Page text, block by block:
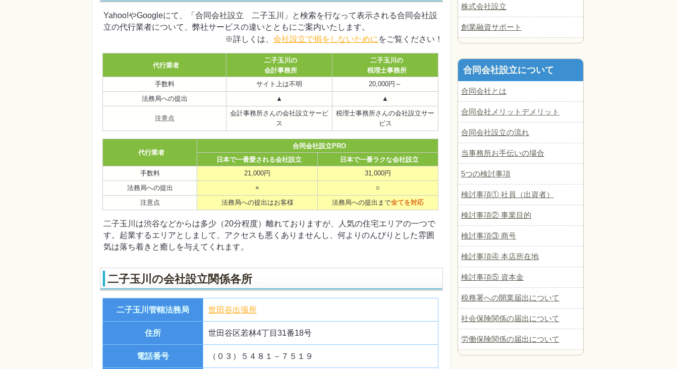
Yahoo!やGoogleにて、「合同会社設立 二子玉川」と検索を行なって表示される合同会社設
立の代行業者について、弊社サービスの違いとともにご案内いたします。
※詳しくは、 会社設立で損をしないために をご覧ください！
代行業者
二子玉川の
会計事務所
二子玉川の
税理士事務所
手数料
サイト上は不明
20,000円～
法務局への提出
▲ ▲
注意点
会計事務所さんの会社設立サービ
ス
税理士事務所さんの会社設立サー
ビス
代行業者
合同会社設立PRO
日本で一番愛される会社設立
日本で一番ラクな会社設立
手数料
21,000円
31,000円
法務局への提出
×
○
注意点
法務局への提出はお客様 法務局への提出まで全てを対応
二子玉川は渋谷などからは多少（20分程度）離れておりますが、人気の住宅エリアの一つで
す。起業するエリアとしまして、アクセスも悪くありませんし、何よりのんびりとした雰囲
気は落ち着きと癒しを与えてくれます。
二子玉川の会社設立関係各所
二子玉川管轄法務局 世田谷出張所
住所 世田谷区若林4丁目31番18号
電話番号 （０３）５４８１－７５１９
株式会社設立
創業融資サポート
合同会社設立について
合同会社とは
合同会社メリットデメリット
合同会社設立の流れ
当事務所お手伝いの場合
5つの検討事項
検討事項① 社員（出資者）
検討事項② 事業目的
検討事項③ 商号
検討事項④ 本店所在地
検討事項⑤ 資本金
税務署への開業届出について
社会保険関係の届出について
労働保険関係の届出について